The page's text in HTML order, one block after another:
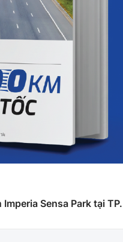
Sensa Park tại